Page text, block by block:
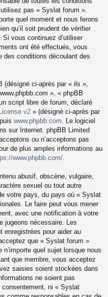
pas « Syslat forum ».
quel moment et nous ferons
qu’il soit prudent de vérifier
vous continuez d’utiliser
ont été effectués, vous
des conditions découlant des
(désigné ci-après par « ils »,
», « phpBB
script libre de forum, déclaré
v2 » (désigné ci-après par
www.phpbb.com . Le logiciel
sur Internet. phpBB Limited
ou n’acceptons pas
de plus amples informations au
www.phpbb.com/
abusif, obscène, vulgaire,
sexuel ou tout autre
votre pays, du pays où « Syslat
Le faire peut vous mener
avec une notification à votre
jugeons nécessaire. Les
enregistrées pour aider au
que « Syslat forum »
quel sujet lorsque nous
que membre, vous acceptez
saisies soient stockées dans
ne soient pas
ni « Syslat